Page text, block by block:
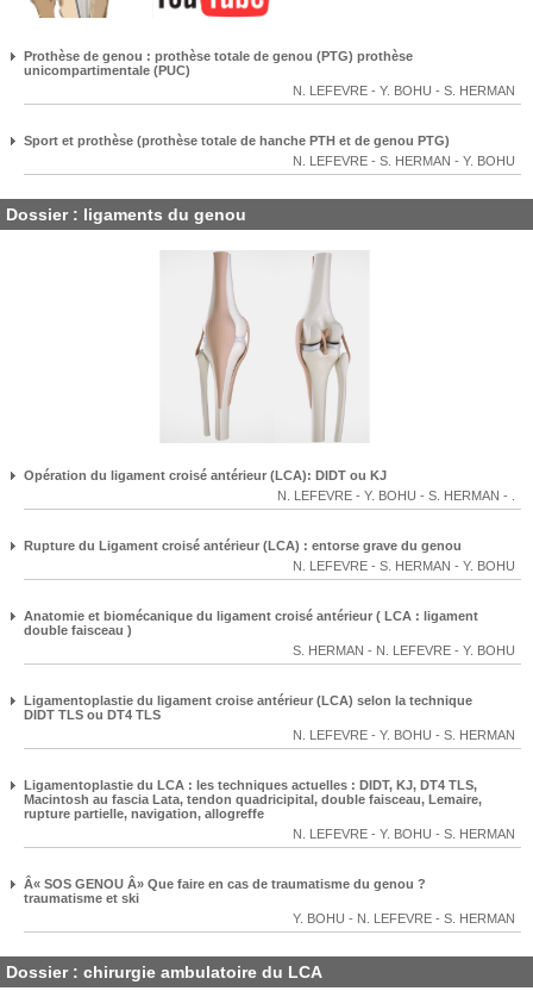
Prothèse de genou : prothèse totale de genou (PTG) prothèse
unicompartimentale (PUC)
N. LEFEVRE - Y. BOHU - S. HERMAN
Sport et prothèse (prothèse totale de hanche PTH et de genou PTG)
N. LEFEVRE - S. HERMAN - Y. BOHU
Dossier : ligaments du genou
Opération du ligament croisé antérieur (LCA): DIDT ou KJ
N. LEFEVRE - Y. BOHU - S. HERMAN -
Rupture du Ligament croisé antérieur (LCA) : entorse grave du genou
N. LEFEVRE - S. HERMAN - Y. BOHU
Anatomie et biomécanique du ligament croisé antérieur ( LCA : ligament
double faisceau )
S. HERMAN - N. LEFEVRE - Y. BOHU
Ligamentoplastie du ligament croise antérieur (LCA) selon la technique
DIDT TLS ou DT4 TLS
N. LEFEVRE - Y. BOHU - S. HERMAN
Ligamentoplastie du LCA : les techniques actuelles : DIDT, KJ, DT4 TLS,
Macintosh au fascia Lata, tendon quadricipital, double faisceau, Lemaire,
rupture partielle, navigation, allogreffe
N. LEFEVRE - Y. BOHU - S. HERMAN
Â« SOS GENOU Â» Que faire en cas de traumatisme du genou ?
traumatisme et ski
Y. BOHU - N. LEFEVRE - S. HERMAN
Dossier : chirurgie ambulatoire du LCA